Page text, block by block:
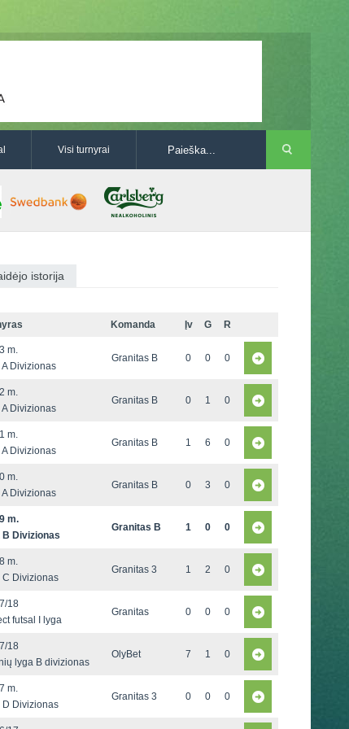
Visi turnyrai
istorija
Komanda Įv G R
m.
A Divizionas
Granitas B 0 0 0
m.
A Divizionas
Granitas B 0 1 0
m.
A Divizionas
Granitas B 1 6 0
m.
A Divizionas
Granitas B 0 3 0
m.
B Divizionas
Granitas B 1 0 0
m.
C Divizionas
Granitas 3 1 2 0
18
futsal I lyga
Granitas 0 0 0
18
lyga B divizionas
OlyBet 7 1 0
m.
D Divizionas
Granitas 3 0 0 0